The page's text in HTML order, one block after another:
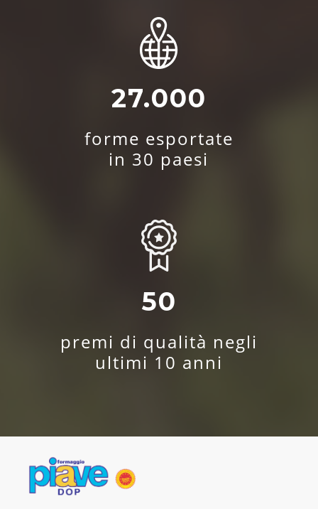
27.000
forme esportate
in 30 paesi
50
premi di qualità negli
ultimi 10 anni